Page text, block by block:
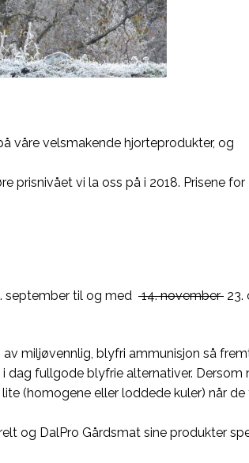
våre velsmakende hjorteprodukter, og
prisnivået vi la oss på i 2018. Prisene for
september til og med14. november 23.
miljøvennlig, blyfri ammunisjon så
dag fullgode blyfrie alternativer. Dersom
(homogene eller loddede kuler) når de
og DalPro Gårdsmat sine produkter